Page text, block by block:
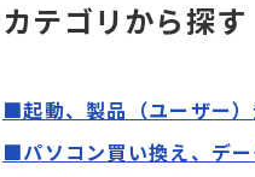
カテゴリから探す
■起動、製品（ユーザー
■パソコン買い換え、デ